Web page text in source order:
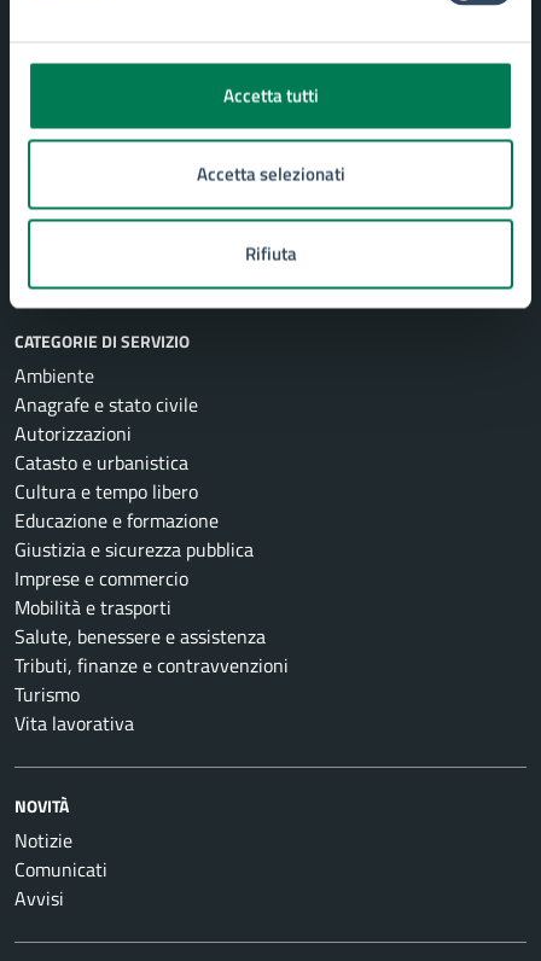
Accetta tutti
Accetta selezionati
Rifiuta
Organi di governo
Personale amministrativo
Enti e fondazioni
CATEGORIE DI SERVIZIO
Ambiente
Anagrafe e stato civile
Autorizzazioni
Catasto e urbanistica
Cultura e tempo libero
Educazione e formazione
Giustizia e sicurezza pubblica
Imprese e commercio
Mobilità e trasporti
Salute, benessere e assistenza
Tributi, finanze e contravvenzioni
Turismo
Vita lavorativa
NOVITÀ
Notizie
Comunicati
Avvisi